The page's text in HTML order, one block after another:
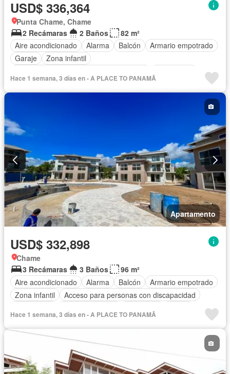
USD$ 336,364
Punta Chame, Chame
2 Recámaras
2 Baños
82 m²
Aire acondicionado
Alarma Balcón
Armario empotrado
Garaje
Zona infantil
Cocina equipada
Chimenea Jardín Parrilla
Gimnasio
Cuarto de servicio
Patio
Hace 1 semana, 3 días en - A PLACE TO PANAMÃ
Apartamento
USD$ 332,898
Chame
3 Recámaras
3 Baños
96 m²
Aire acondicionado
Alarma Balcón
Armario empotrado
Zona infantil
Acceso para personas con discapacidad
Parrilla
Gimnasio Cocina integral Internet
Ascensor
Cuarto de servicio Piscina
Cancha de tenis
Agua
Patio
Hace 1 semana, 3 días en - A PLACE TO PANAMÃ